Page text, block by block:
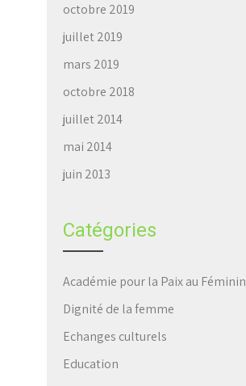
octobre 2019
juillet 2019
mars 2019
octobre 2018
juillet 2014
mai 2014
juin 2013
Catégories
Académie pour la Paix au Féminin
Dignité de la femme
Echanges culturels
Education